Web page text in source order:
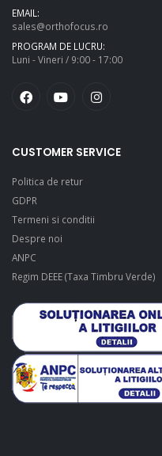
EMAIL:
sales@orthofocus.ro
PROGRAM DE LUCRU:
Luni - Vineri / 9:00 - 17:00
CUSTOMER SERVICE
Politica de retur
GDPR
Termeni si conditii
Despre noi
ANPC
Regim DEEE (Taxa Timbru Verde)